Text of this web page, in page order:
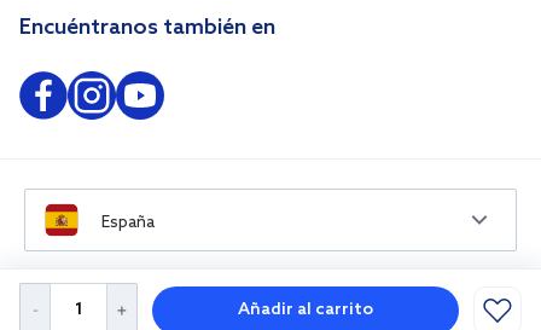
Añadir al carrito
Encuéntranos también en
España